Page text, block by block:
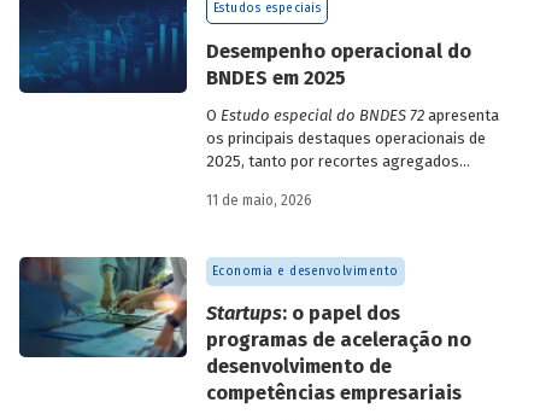
Estudos especiais
Desempenho operacional do
BNDES em 2025
O Estudo especial do BNDES 72 apresenta
os principais destaques operacionais de
2025, tanto por recortes agregados
específicas do Banco.
11 de maio, 2026
Economia e desenvolvimento
Startups: o papel dos
programas de aceleração no
desenvolvimento de
competências empresariais